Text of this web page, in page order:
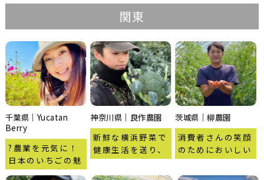
関東
千葉県｜Yucatan
Berry
?農業を元気に！
日本のいちごの魅
力を世界に発信！
神奈川県｜良作農園
新鮮な横浜野菜で
健康生活を送り、
食を通して農業の
「今」を知ってい
茨城県｜柳農園
消費者さんの笑顔
のためにおいしい
農産物をお届けし
たいです！